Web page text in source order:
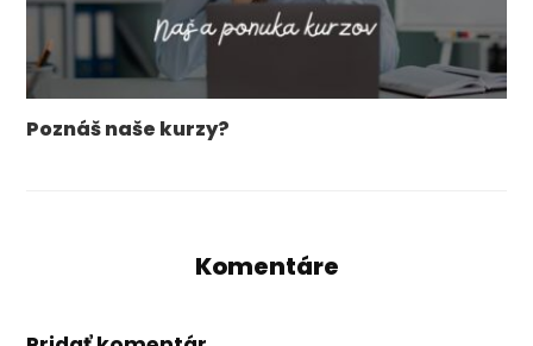
Poznáš naše kurzy?
Komentáre